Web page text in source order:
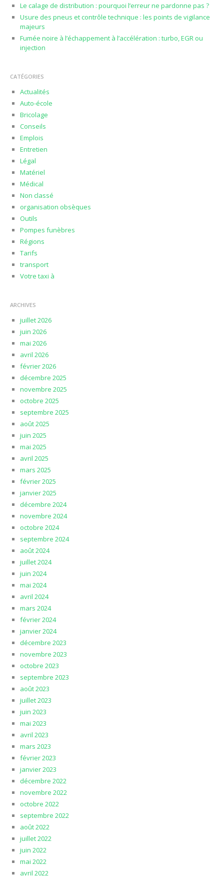
Le calage de distribution : pourquoi l’erreur ne pardonne pas ?
Usure des pneus et contrôle technique : les points de vigilance
majeurs
Fumée noire à l’échappement à l’accélération : turbo, EGR ou
injection
CATÉGORIES
Actualités
Auto-école
Bricolage
Conseils
Emplois
Entretien
Légal
Matériel
Médical
Non classé
organisation obsèques
Outils
Pompes funèbres
Régions
Tarifs
transport
Votre taxi à
ARCHIVES
juillet 2026
juin 2026
mai 2026
avril 2026
février 2026
décembre 2025
novembre 2025
octobre 2025
septembre 2025
août 2025
juin 2025
mai 2025
avril 2025
mars 2025
février 2025
janvier 2025
décembre 2024
novembre 2024
octobre 2024
septembre 2024
août 2024
juillet 2024
juin 2024
mai 2024
avril 2024
mars 2024
février 2024
janvier 2024
décembre 2023
novembre 2023
octobre 2023
septembre 2023
août 2023
juillet 2023
juin 2023
mai 2023
avril 2023
mars 2023
février 2023
janvier 2023
décembre 2022
novembre 2022
octobre 2022
septembre 2022
août 2022
juillet 2022
juin 2022
mai 2022
avril 2022